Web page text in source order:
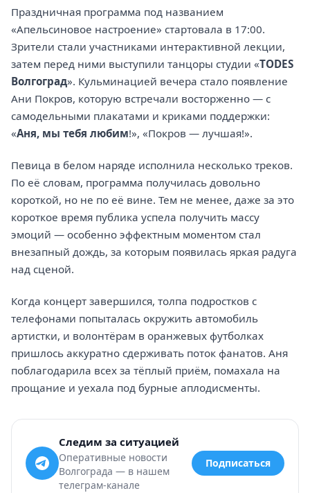
Праздничная программа под названием
«Апельсиновое настроение» стартовала в 17:00.
Зрители стали участниками интерактивной лекции,
затем перед ними выступили танцоры студии «TODES
Волгоград». Кульминацией вечера стало появление
Ани Покров, которую встречали восторженно — с
самодельными плакатами и криками поддержки:
«Аня, мы тебя любим!», «Покров — лучшая!».
Певица в белом наряде исполнила несколько треков.
По её словам, программа получилась довольно
короткой, но не по её вине. Тем не менее, даже за это
короткое время публика успела получить массу
эмоций — особенно эффектным моментом стал
внезапный дождь, за которым появилась яркая радуга
над сценой.
Когда концерт завершился, толпа подростков с
телефонами попыталась окружить автомобиль
артистки, и волонтёрам в оранжевых футболках
пришлось аккуратно сдерживать поток фанатов. Аня
поблагодарила всех за тёплый приём, помахала на
прощание и уехала под бурные аплодисменты.
Следим за ситуацией
Оперативные новости
Волгограда — в нашем
телеграм-канале
Подписаться